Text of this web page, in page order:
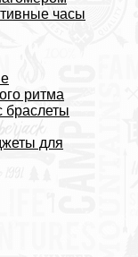
часы
ритма
браслеты
для